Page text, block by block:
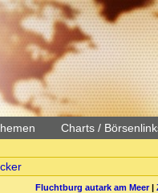
Charts /
Fluchtburg autark am Meer|